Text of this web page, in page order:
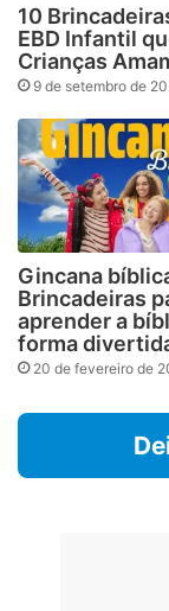
10
EBD Infantil
Crianças
9 de setembro de
Gincana
Brincadeiras
aprender a
forma
20 de fevereiro de